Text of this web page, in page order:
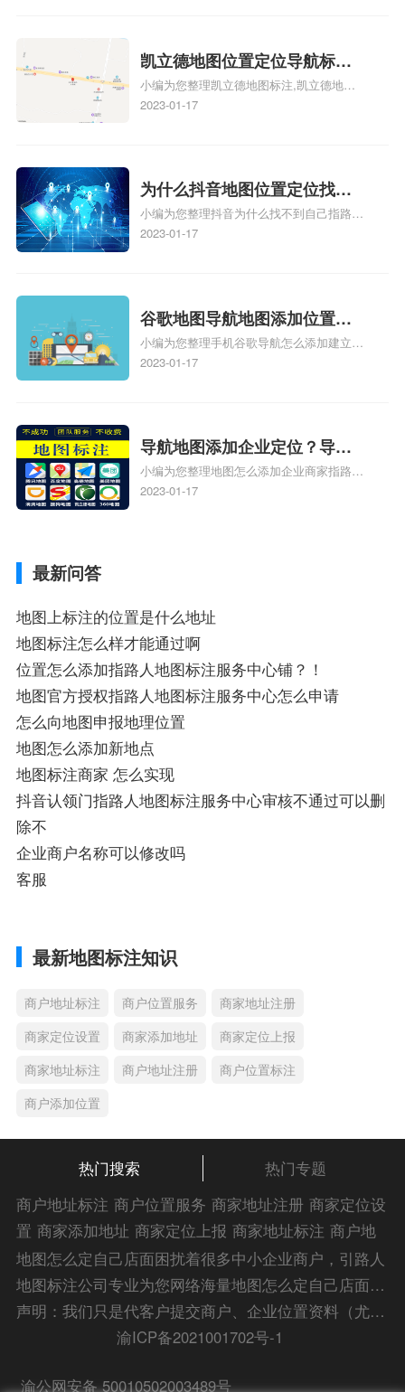
地图标注服务中心铺招牌相关地图标注知
识，详情可查看下方正文！
凯立德地图位置定位导航标
注？凯立德地图位置定位,导航,
标注？
小编为您整理凯立德地图标注,凯立德地图
标注怎么做啊、凯立德地图标注,凯立德地
相关地图标注知识，详情可查看下方正文！
2023-01-17
为什么抖音地图位置定位找不
到了？抖音为什么找不到当前
定位了？
小编为您整理抖音为什么找不到自己指路人
地图标注服务中心铺的位置、地图位置更新
服务中心位置、抖音突然不显示定位了相关
地图标注知识，详情可查看下方正文！
2023-01-17
谷歌地图导航地图添加位置？
添加谷歌地图导航位置？
小编为您整理手机谷歌导航怎么添加建立多
人位置、如何在地图，谷歌地图添加公司位
2023-01-17
导航地图添加企业定位？导航
定位企业？
小编为您整理地图怎么添加企业商家指路人
地图标注服务中心铺名称、地图怎么添加企
2023-01-17
最新问答
地图上标注的位置是什么地址
地图标注怎么样才能通过啊
位置怎么添加指路人地图标注服务中心铺？！
地图官方授权指路人地图标注服务中心怎么申请
怎么向地图申报地理位置
地图怎么添加新地点
地图标注商家 怎么实现
抖音认领门指路人地图标注服务中心审核不通过可以删
除不
企业商户名称可以修改吗
客服
最新地图标注知识
商户地址标注 商户位置服务
商家地址注册
商家定位设置
商家添加地址
商家定位上报
商家地址标注
商户地址注册
商户位置标注
商户添加位置
热门搜索
热门专题
商户地址标注 商户位置服务 商家地址注册 商家定位设
置 商家添加地址 商家定位上报 商家地址标注 商户地
址注册 商户位置标注 商户添加位置 商家位置服务 商
家添加位置 商户位置入驻 位置添加店名 商家位置注
册 商户位置标注服务 公司添加位置 商家添加微信定
添加门店微信 商家定位服务 商家定位信息
地图怎么定自己店面困扰着很多中小企业商户，引路人
地图标注公司专业为您网络海量地图怎么定自己店面解
答信息，为您的企业地图标注宣传保驾护航！
声明：我们只是代客户提交商户、企业位置资料（尤其是不会操作觉得繁琐的客户），不是地图标注平台方。所提供服务为商业有偿帮助咨询人工服务费，全程都是人工提交资料，自身并不能对第三方网站的原始内容进行编辑，请知悉。Copyright 2014-2023 zlrmaps.com
渝ICP备2021001702号-1
渝公网安备 50010502003489号